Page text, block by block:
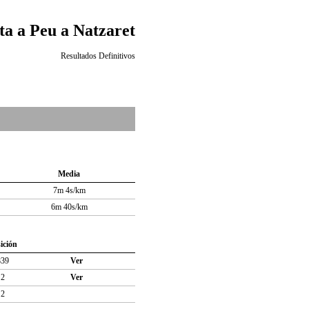
a Peu a Natzaret
Resultados Definitivos
Media
7m 4s/km
6m 40s/km
Ver
2
Ver
2